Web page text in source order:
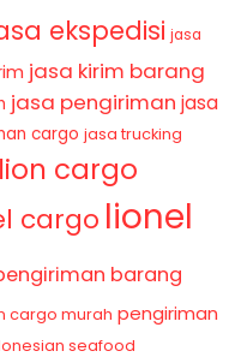
ekspedisi jasa
jasa kirim barang
jasa pengiriman jasa
cargo jasa trucking
lion cargo
cargo lionel
barang
cargo murah pengiriman
seafood